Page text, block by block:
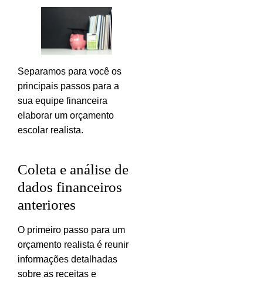
Separamos para você os
principais passos para a
sua equipe financeira
elaborar um orçamento
escolar realista.
Coleta e análise de
dados financeiros
anteriores
O primeiro passo para um
orçamento realista é reunir
informações detalhadas
sobre as receitas e